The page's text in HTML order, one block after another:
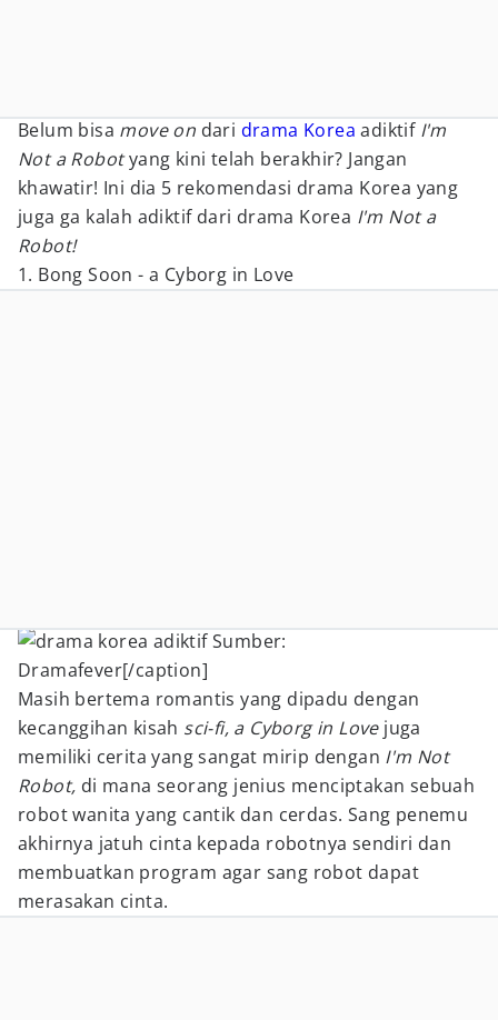
Belum bisa move on dari drama Korea adiktif I'm
Not a Robotyang kini telah berakhir? Jangan
khawatir! Ini dia 5 rekomendasi drama Korea yang
juga ga kalah adiktif dari drama Korea I'm Not a
Robot!
1. Bong Soon - a Cyborg in Love
Sumber:
Dramafever[/caption]
Masih bertema romantis yang dipadu dengan
kecanggihan kisah sci-fi, a Cyborg in Lovejuga
memiliki cerita yang sangat mirip dengan I'm Not
Robot, di mana seorang jenius menciptakan sebuah
robot wanita yang cantik dan cerdas. Sang penemu
akhirnya jatuh cinta kepada robotnya sendiri dan
membuatkan program agar sang robot dapat
merasakan cinta.